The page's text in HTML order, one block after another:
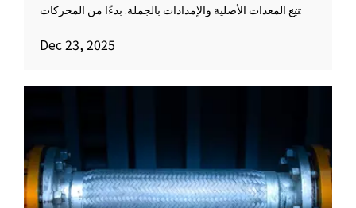
تصنيع المعدات الأصلية والإمدادات بالجملة. بدءًا من المحركات
القسم الأوسط، تضمن هذه الأحجام القياسية استقرار التثبيت،
نطاق واسع.
Dec 23, 2025